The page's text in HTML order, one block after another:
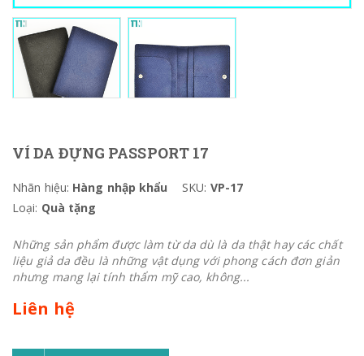
VÍ DA ĐỰNG PASSPORT 17
Nhãn hiệu: Hàng nhập khẩu SKU: VP-17
Loại: Quà tặng
Những sản phẩm được làm từ da dù là da thật hay các chất
liệu giả da đều là những vật dụng với phong cách đơn giản
nhưng mang lại tính thẩm mỹ cao, không...
Liên hệ